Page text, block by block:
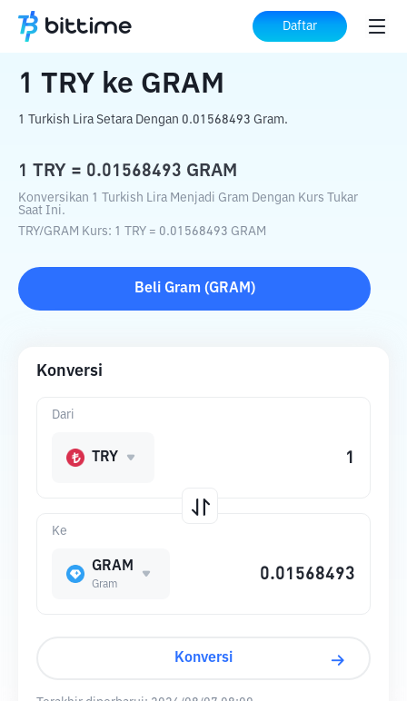
Daftar
Beranda Konverter Kripto ke GRAM
1 TRY ke GRAM
1 Turkish Lira Setara Dengan 0.01568493 Gram.
1 TRY = 0.01568493 GRAM
Konversikan 1 Turkish Lira Menjadi Gram Dengan Kurs Tukar
Saat Ini.
TRY/GRAM Kurs: 1 TRY = 0.01568493 GRAM
Beli Gram(GRAM )
Konversi
Ke
GRAM
Gram
Dari
TRY
Konversi